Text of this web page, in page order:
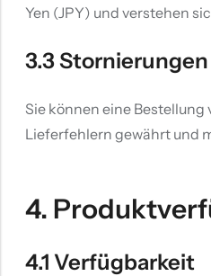
Yen (JPY) und verstehen
3.3
Sie können eine
Lieferfehlern gewährt und
4.
4.1 Verfügbarkeit